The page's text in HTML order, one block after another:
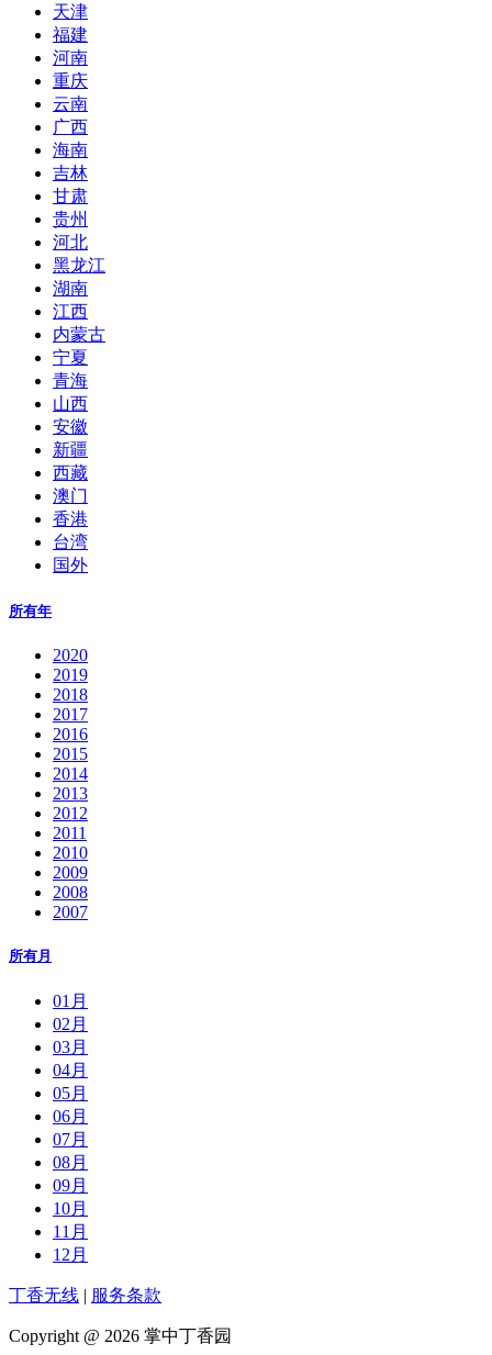
天津
福建
河南
重庆
云南
广西
海南
吉林
甘肃
贵州
河北
黑龙江
湖南
江西
内蒙古
宁夏
青海
山西
安徽
新疆
西藏
澳门
香港
台湾
国外
所有年
2020
2019
2018
2017
2016
2015
2014
2013
2012
2011
2010
2009
2008
2007
所有月
01月
02月
03月
04月
05月
06月
07月
08月
09月
10月
11月
12月
丁香无线 服务条款
Copyright @ 2026 掌中丁香园